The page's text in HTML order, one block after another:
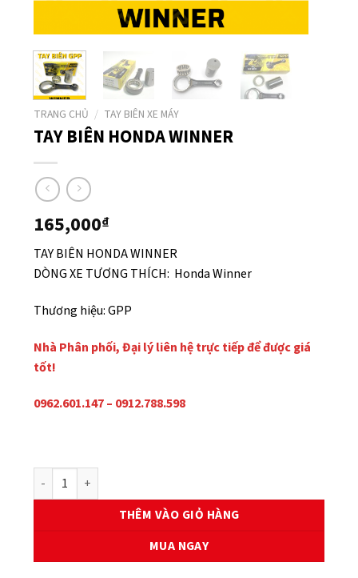
TRANG CHỦ / TAY BIÊN XE MÁY
TAY BIÊN HONDA WINNER
165,000₫
TAY BIÊN HONDA WINNER
DÒNG XE TƯƠNG THÍCH: Honda Winner
Thương hiệu: GPP
Nhà Phân phối, Đại lý liên hệ trực tiếp để được giá
tốt!
0962.601.147 – 0912.788.598
TAY BIÊN HONDA WINNER số lượng
THÊM VÀO GIỎ HÀNG
MUA NGAY